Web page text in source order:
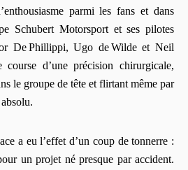
parmi les fans et dans
Schubert Motorsport et ses pilotes
De Phillippi, Ugo de Wilde et Neil
d’une précision chirurgicale,
le groupe de tête et flirtant même par
a eu l’effet d’un coup de tonnerre :
un projet né presque par accident.